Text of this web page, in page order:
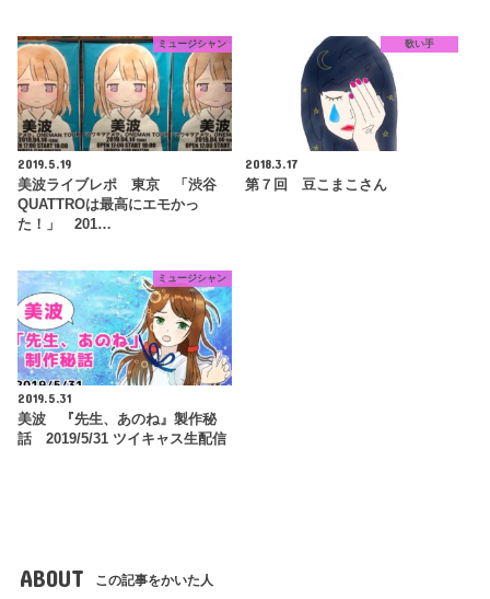
ミュージシャン
2019.5.19
美波ライブレポ 東京 「渋谷
QUATTROは最高にエモかっ
た！」 201…
歌い手
2018.3.17
第７回 豆こまこさん
ミュージシャン
2019.5.31
美波 『先生、あのね』製作秘
話 2019/5/31 ツイキャス生配信
ABOUT この記事をかいた人